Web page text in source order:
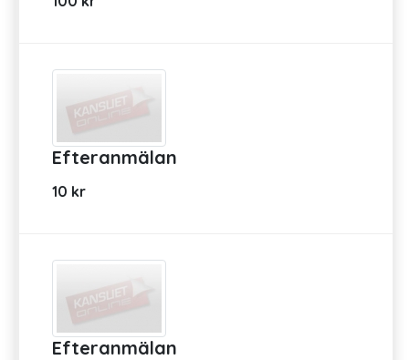
Efteranmälan
10 kr
Efteranmälan